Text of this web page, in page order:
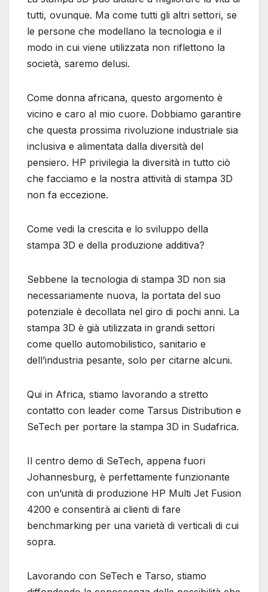
tutti, ovunque. Ma come tutti gli altri settori, se
le persone che modellano la tecnologia e il
modo in cui viene utilizzata non riflettono la
società, saremo delusi.
Come donna africana, questo argomento è
vicino e caro al mio cuore. Dobbiamo garantire
che questa prossima rivoluzione industriale sia
inclusiva e alimentata dalla diversità del
pensiero. HP privilegia la diversità in tutto ciò
che facciamo e la nostra attività di stampa 3D
non fa eccezione.
Come vedi la crescita e lo sviluppo della
stampa 3D e della produzione additiva?
Sebbene la tecnologia di stampa 3D non sia
necessariamente nuova, la portata del suo
potenziale è decollata nel giro di pochi anni. La
stampa 3D è già utilizzata in grandi settori
come quello automobilistico, sanitario e
dell’industria pesante, solo per citarne alcuni.
Qui in Africa, stiamo lavorando a stretto
contatto con leader come Tarsus Distribution e
SeTech per portare la stampa 3D in Sudafrica.
Il centro demo di SeTech, appena fuori
Johannesburg, è perfettamente funzionante
con un’unità di produzione HP Multi Jet Fusion
4200 e consentirà ai clienti di fare
benchmarking per una varietà di verticali di cui
sopra.
Lavorando con SeTech e Tarso, stiamo